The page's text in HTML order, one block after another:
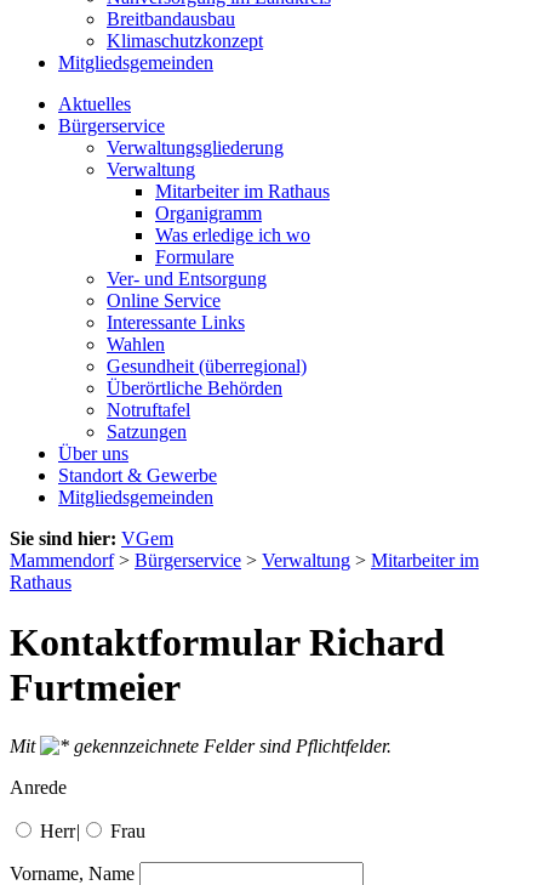
Breitbandausbau
Klimaschutzkonzept
Mitgliedsgemeinden
Aktuelles
Bürgerservice
Verwaltungsgliederung
Verwaltung
Mitarbeiter im Rathaus
Organigramm
Was erledige ich wo
Formulare
Ver- und Entsorgung
Online Service
Interessante Links
Wahlen
Gesundheit (überregional)
Überörtliche Behörden
Notruftafel
Satzungen
Über uns
Standort & Gewerbe
Mitgliedsgemeinden
Sie sind hier: VGem
Mammendorf> Bürgerservice > Verwaltung > Mitarbeiter im
Rathaus
Kontaktformular Richard
Furtmeier
Mit
gekennzeichnete Felder sind Pflichtfelder.
Anrede
Herr| Frau
Vorname, Name